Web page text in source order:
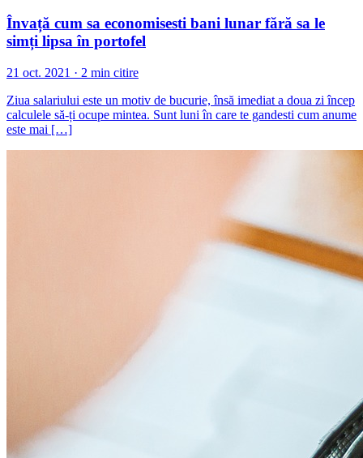
Învață cum sa economisesti bani lunar fără sa le
simți lipsa în portofel
21 oct. 2021 · 2 min citire
Ziua salariului este un motiv de bucurie, însă imediat a doua zi încep
calculele să-ți ocupe mintea. Sunt luni în care te gandesti cum anume
este mai […]